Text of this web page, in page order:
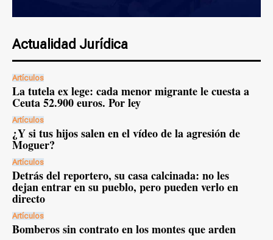
Actualidad Jurídica
Artículos
La tutela ex lege: cada menor migrante le cuesta a
Ceuta 52.900 euros. Por ley
Artículos
¿Y si tus hijos salen en el vídeo de la agresión de
Moguer?
Artículos
Detrás del reportero, su casa calcinada: no les
dejan entrar en su pueblo, pero pueden verlo en
directo
Artículos
Bomberos sin contrato en los montes que arden